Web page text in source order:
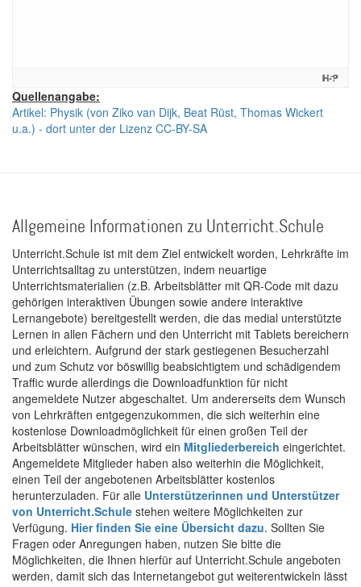
Quellenangabe:
Artikel: Physik (von Ziko van Dijk, Beat Rüst, Thomas Wickert
u.a.) - dort unter der Lizenz CC-BY-SA
Allgemeine Informationen zu Unterricht.Schule
Unterricht.Schule ist mit dem Ziel entwickelt worden, Lehrkräfte im
Unterrichtsalltag zu unterstützen, indem neuartige
Unterrichtsmaterialien (z.B. Arbeitsblätter mit QR-Code mit dazu
gehörigen interaktiven Übungen sowie andere interaktive
Lernangebote) bereitgestellt werden, die das medial unterstützte
Lernen in allen Fächern und den Unterricht mit Tablets bereichern
und erleichtern. Aufgrund der stark gestiegenen Besucherzahl
und zum Schutz vor böswillig beabsichtigtem und schädigendem
Traffic wurde allerdings die Downloadfunktion für nicht
angemeldete Nutzer abgeschaltet. Um andererseits dem Wunsch
von Lehrkräften entgegenzukommen, die sich weiterhin eine
kostenlose Downloadmöglichkeit für einen großen Teil der
Arbeitsblätter wünschen, wird ein Mitgliederbereich eingerichtet.
Angemeldete Mitglieder haben also weiterhin die Möglichkeit,
einen Teil der angebotenen Arbeitsblätter kostenlos
herunterzuladen. Für alle Unterstützerinnen und Unterstützer
von Unterricht.Schule stehen weitere Möglichkeiten zur
Verfügung. Hier finden Sie eine Übersicht dazu. Sollten Sie
Fragen oder Anregungen haben, nutzen Sie bitte die
Möglichkeiten, die Ihnen hierfür auf Unterricht.Schule angeboten
werden, damit sich das Internetangebot gut weiterentwickeln lässt